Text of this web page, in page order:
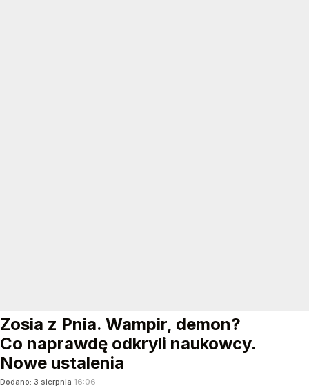
Zosia z Pnia. Wampir, demon?
Co naprawdę odkryli naukowcy.
Nowe ustalenia
Dodano: 3 sierpnia 16:06